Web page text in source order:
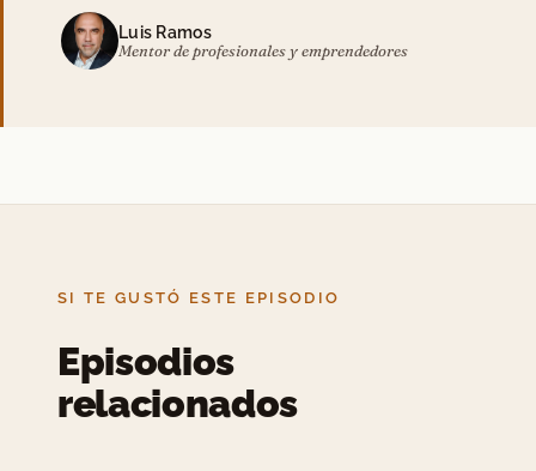
Luis Ramos
Mentor de profesionales y emprendedores
SI TE GUSTÓ ESTE EPISODIO
Episodios
relacionados